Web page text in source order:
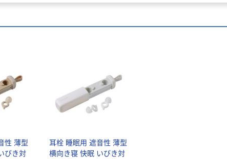
性 薄型
びき対
耳栓 睡眠用 遮音性 薄型
横向き寝 快眠 いびき対